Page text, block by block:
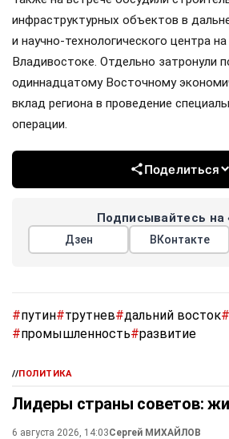
инфраструктурных объектов в
и научно-технологического центра
Владивостоке. Отдельно затронули
одиннадцатому Восточному
вклад региона в проведение
операции.
Поделиться
Подписывайтесь на
Дзен ВКонтакте
#путин#трутнев#дальний восток#
#промышленность#развитие
//ПОЛИТИКА
Лидеры страны советов:
6 августа 2026, 14:03Сергей МИХАЙЛОВ